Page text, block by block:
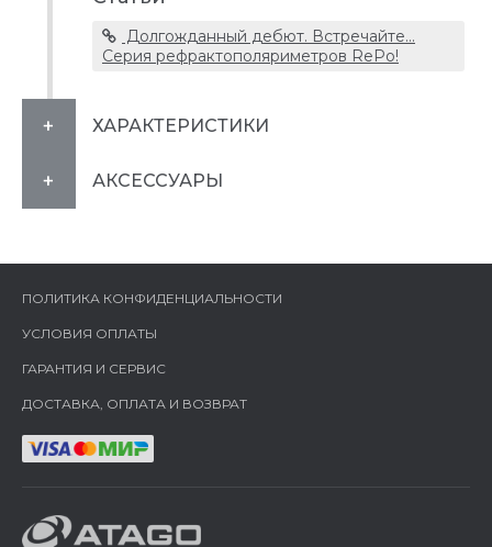
Долгожданный дебют. Встречайте...
Серия рефрактополяриметров RePo!
ХАРАКТЕРИСТИКИ
АКСЕССУАРЫ
ПОЛИТИКА КОНФИДЕНЦИАЛЬНОСТИ
УСЛОВИЯ ОПЛАТЫ
ГАРАНТИЯ И СЕРВИС
ДОСТАВКА, ОПЛАТА И ВОЗВРАТ